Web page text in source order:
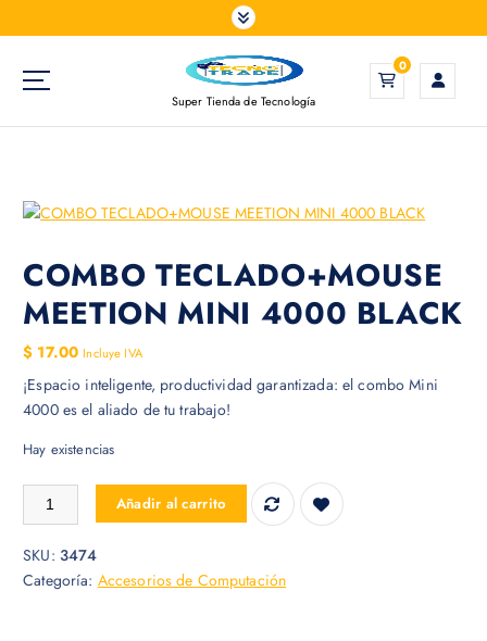
a
Super Tienda de Tecnología
0
COMBO TECLADO+MOUSE
MEETION MINI 4000 BLACK
$ 17.00 Incluye IVA
¡Espacio inteligente, productividad garantizada: el combo Mini
4000 es el aliado de tu trabajo!
Hay existencias
COMBO TECLADO+MOUSE MEETION MINI 4000 BLACK cantidad
Añadir al carrito
SKU: 3474
Categoría: Accesorios de Computación